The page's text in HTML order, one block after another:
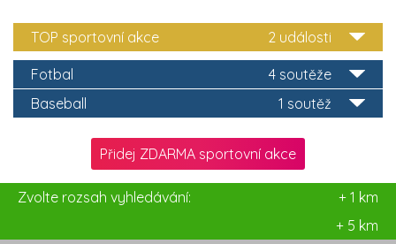
2 události
TOP sportovní akce
4 soutěže
Fotbal
1 soutěž
Baseball
Přidej ZDARMA sportovní akce
Zvolte rozsah vyhledávání:
+ 1 km
+ 5 km